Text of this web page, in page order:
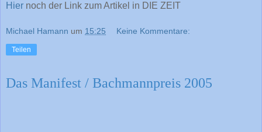
Hier noch der Link zum Artikel in DIE ZEIT
Michael Hamann um 15:25 Keine Kommentare:
Teilen
Das Manifest / Bachmannpreis 2005